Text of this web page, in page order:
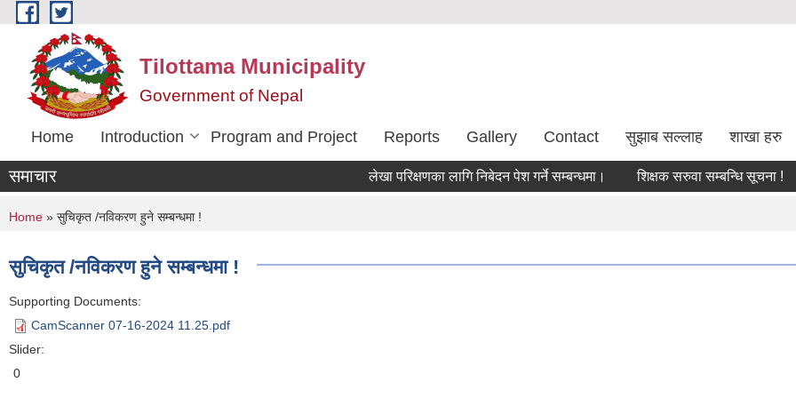
Skip to main content
Tilottama Municipality
Government of Nepal
Home Introduction Program and Project Reports Gallery Contact सुझाब सल्लाह शाखा हरु
समाचार लेखा परिक्षणका लागि निबेदन पेश गर्ने सम्बन्धमा। शिक्षक सरुवा सम्बन्धि सूचना !
You are here
Home » सुचिकृत /नविकरण हुने सम्बन्धमा !
सुचिकृत /नविकरण हुने सम्बन्धमा !
Supporting Documents:
CamScanner 07-16-2024 11.25.pdf
Slider:
0